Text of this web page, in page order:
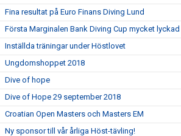
Fina resultat på Euro Finans Diving Lund
Första Marginalen Bank Diving Cup mycket lyckad
Inställda träningar under Höstlovet
Ungdomshoppet 2018
Dive of hope
Dive of Hope 29 september 2018
Croatian Open Masters och Masters EM
Ny sponsor till vår årliga Höst-tävling!